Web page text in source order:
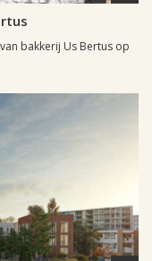
bakkerij Us Bertus op